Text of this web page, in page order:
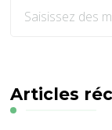
?
Articles